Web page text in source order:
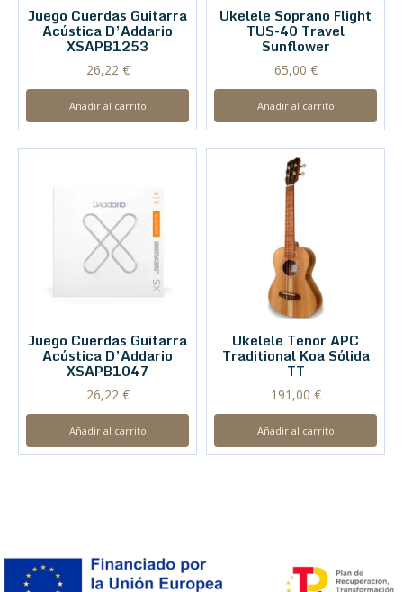
Juego Cuerdas Guitarra
Acústica D’Addario
XSAPB1253
26,22 €
Añadir al carrito
Ukelele Soprano Flight
TUS-40 Travel
Sunflower
65,00 €
Añadir al carrito
Juego Cuerdas Guitarra
Acústica D’Addario
XSAPB1047
26,22 €
Añadir al carrito
Ukelele Tenor APC
Traditional Koa Sólida
TT
191,00 €
Añadir al carrito